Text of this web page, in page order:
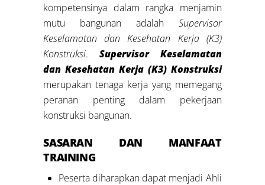
kompetensinya dalam rangka menjamin
mutu bangunan adalah Supervisor
Keselamatan dan Kesehatan Kerja (K3)
Konstruksi. Supervisor Keselamatan
dan Kesehatan Kerja (K3) Konstruksi
merupakan tenaga kerja yang memegang
peranan penting dalam pekerjaan
konstruksi bangunan.
SASARAN DAN MANFAAT
TRAINING
Peserta diharapkan dapat menjadi Ahli